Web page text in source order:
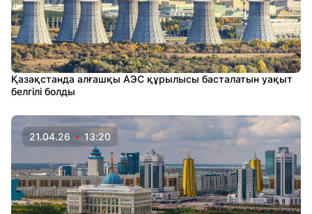
Қазақстанда алғашқы АЭС құрылысы басталатын уақыт
белгілі болды
21.04.26 13:20